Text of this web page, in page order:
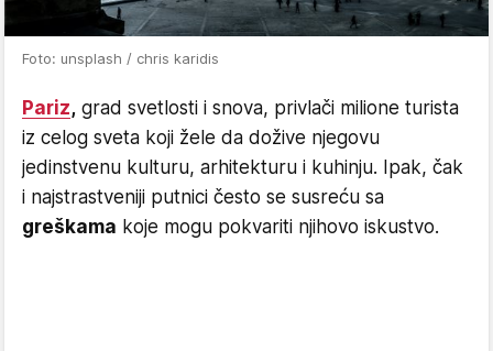
Foto: unsplash / chris karidis
Pariz, grad svetlosti i snova, privlači milione turista
iz celog sveta koji žele da dožive njegovu
jedinstvenu kulturu, arhitekturu i kuhinju. Ipak, čak
i najstrastveniji putnici često se susreću sa
greškama koje mogu pokvariti njihovo iskustvo.